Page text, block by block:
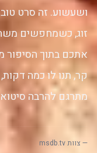
ושעשוע. זה סרט
זוג, כשמחפשים
אתכם בתוך הסיפור
קר, תנו לו כמה
מתרגם להרבה
— צוות msdb.tv